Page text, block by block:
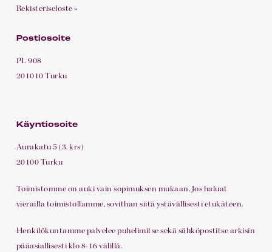
Rekisteriseloste »
Postiosoite
PL 908
201010 Turku
Käyntiosoite
Aurakatu 5 (3. krs)
20100 Turku
Toimistomme on auki vain sopimuksen mukaan. Jos haluat
vierailla toimistollamme, sovithan siitä ystävällisesti etukäteen.
Henkilökuntamme palvelee puhelimitse sekä sähköpostitse arkisin
pääasiallisesti klo 8-16 välillä.